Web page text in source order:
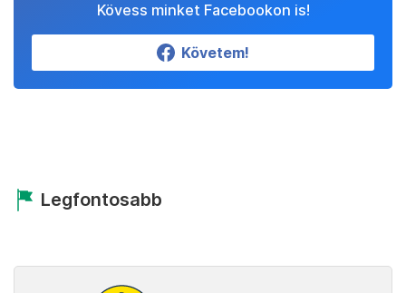
Kövess minket Facebookon is!
Követem!
Legfontosabb